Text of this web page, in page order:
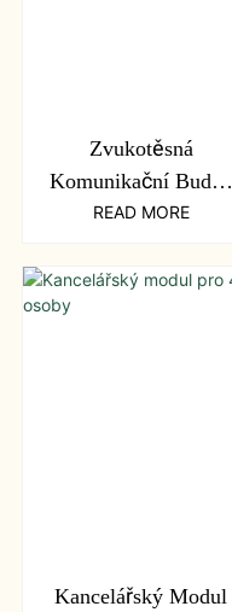
Zvukotěsná
Komunikační Budka
Pro 2 Osoby
READ MORE
Kancelářský Modul